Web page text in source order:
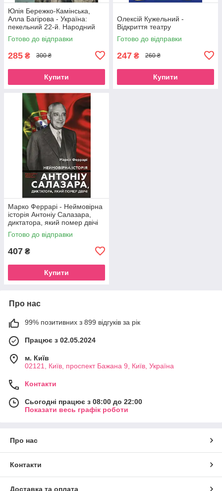
Юлія Бережко-Камінська,
Алла Багірова - Україна:
пекельний 22-й. Народний
щоденник
Готово до відправки
285 ₴ 300 ₴
Купити
Олексій Кужельний -
Відкриття театру
Готово до відправки
247 ₴ 260 ₴
Купити
Марко Феррарі - Неймовірна
історія Антоніу Салазара,
диктатора, який помер двічі
Готово до відправки
407 ₴
Купити
Про нас
99% позитивних з 899 відгуків за рік
Працює з 02.05.2024
м. Київ
02121, Київ, проспект Бажана 9, Київ, Україна
Контакти
Сьогодні працює з 08:00 до 22:00
Показати весь графік роботи
Про нас
Контакти
Доставка та оплата